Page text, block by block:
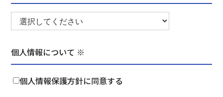
個人情報について ※
個人情報保護方針に同意する